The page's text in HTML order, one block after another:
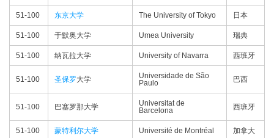
51-100 东京大学 The University of Tokyo 日本
51-100 于默奥大学 Umea University 瑞典
51-100 纳瓦拉大学 University of Navarra 西班牙
51-100 圣保罗大学
Universidade de São
Paulo
巴西
51-100 巴塞罗那大学
Universitat de
Barcelona
西班牙
51-100 蒙特利尔大学 Université de Montréal 加拿大